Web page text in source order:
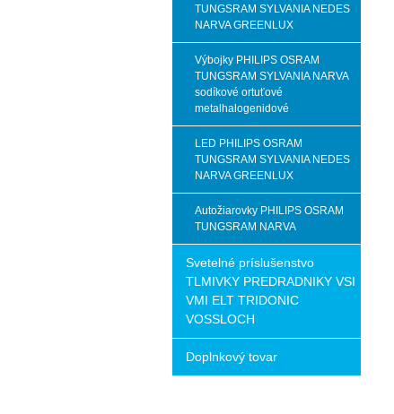
TUNGSRAM SYLVANIA NEDES
NARVA GREENLUX
Výbojky PHILIPS OSRAM
TUNGSRAM SYLVANIA NARVA
sodíkové ortuťové
metalhalogenidové
LED PHILIPS OSRAM
TUNGSRAM SYLVANIA NEDES
NARVA GREENLUX
Autožiarovky PHILIPS OSRAM
TUNGSRAM NARVA
Svetelné príslušenstvo
TLMIVKY PREDRADNIKY VSI
VMI ELT TRIDONIC
VOSSLOCH
Doplnkový tovar